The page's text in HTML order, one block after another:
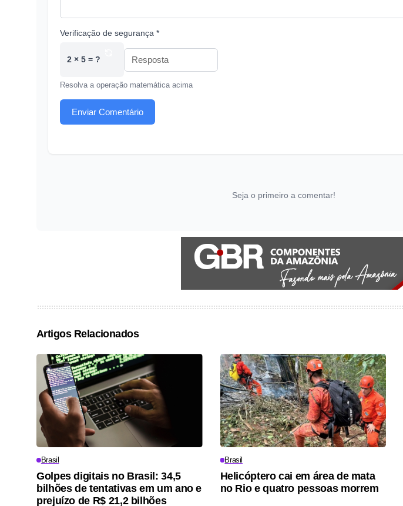
Verificação de segurança *
2 × 5 = ?
Resolva a operação matemática acima
Enviar Comentário
Seja o primeiro a comentar!
Artigos Relacionados
Brasil
Golpes digitais no Brasil: 34,5
bilhões de tentativas em um ano e
prejuízo de R$ 21,2 bilhões
Brasil
Helicóptero cai em área de mata
no Rio e quatro pessoas morrem